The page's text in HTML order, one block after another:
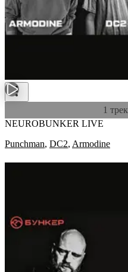
1 трек
NEUROBUNKER LIVE
Punchman, DC2, Armodine